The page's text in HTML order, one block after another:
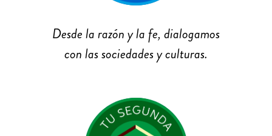
Desde la razón y la fe, dialogamos
con las sociedades y culturas.